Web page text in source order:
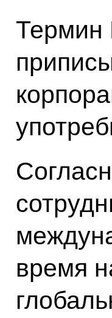
Термин
время